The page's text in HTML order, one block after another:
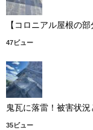
【コロニアル屋根の
47ビュー
鬼瓦に落雷！被害状
35ビュー